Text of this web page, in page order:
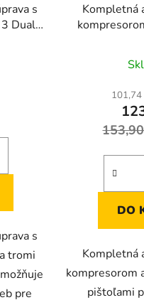
s
Dual
s
tromi
pre
Kompletná
0,3 /
101,74
DO
Kompletná
kompresorom
pištoľami